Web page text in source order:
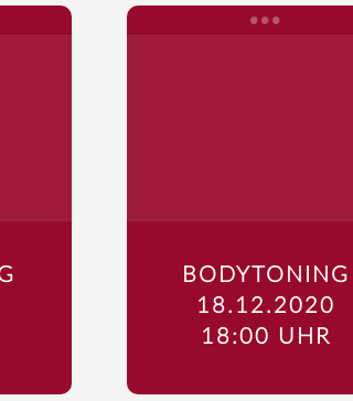
BODYTONING
18.12.2020
18:00 UHR